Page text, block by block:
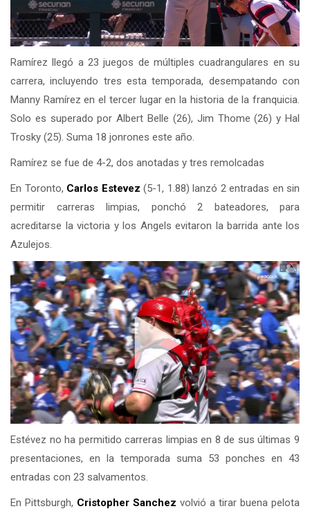
Ramírez llegó a 23 juegos de múltiples cuadrangulares en su
carrera, incluyendo tres esta temporada, desempatando con
Manny Ramírez en el tercer lugar en la historia de la franquicia.
Solo es superado por Albert Belle (26), Jim Thome (26) y Hal
Trosky (25). Suma 18 jonrones este año.
Ramírez se fue de 4-2, dos anotadas y tres remolcadas
En Toronto, Carlos Estevez (5-1, 1.88) lanzó 2 entradas en sin
permitir carreras limpias, ponchó 2 bateadores, para
acreditarse la victoria y los Angels evitaron la barrida ante los
Azulejos.
Estévez no ha permitido carreras limpias en 8 de sus últimas 9
presentaciones, en la temporada suma 53 ponches en 43
entradas con 23 salvamentos.
En Pittsburgh, Cristopher Sanchez volvió a tirar buena pelota